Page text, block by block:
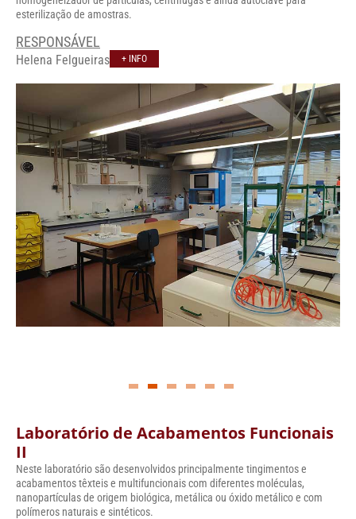
esterilização de amostras.
RESPONSÁVEL
Helena Felgueiras + INFO
Laboratório de Acabamentos Funcionais
II
Neste laboratório são desenvolvidos principalmente tingimentos e
acabamentos têxteis e multifuncionais com diferentes moléculas,
nanopartículas de origem biológica, metálica ou óxido metálico e com
polímeros naturais e sintéticos.